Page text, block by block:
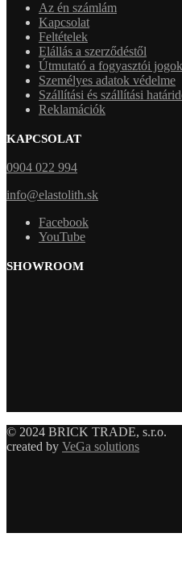
Az én számlám
Kapcsolat
Feltételek
Elállás a szerződéstől
Útmutató a fogyasztói
Személyes adatok védelme
Szállítási és szállítási
Reklamációk
KAPCSOLAT
0904 022 994
info@elastolith.sk
Facebook
YouTube
SHOWROOM
© 2024 BRICK TRADE, s.r.o.
created by VeGa solutions